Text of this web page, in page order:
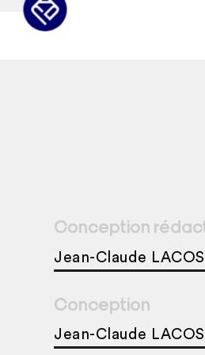
Conception
Jean-Claude
Conception
Jean-Claude